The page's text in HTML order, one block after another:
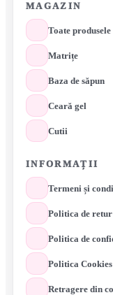
MAGAZIN
Toate produsele
Matrițe
Baza de săpun
Ceară gel
Cutii
INFORMAȚII
Termeni și
Politica de retur
Politica de
Politica Cookies
Retragere din